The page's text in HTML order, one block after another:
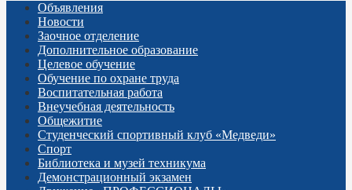
Объявления
Новости
Заочное отделение
Дополнительное образование
Целевое обучение
Обучение по охране труда
Воспитательная работа
Внеучебная деятельность
Общежитие
Студенческий спортивный клуб «Медведи»
Спорт
Библиотека и музей техникума
Демонстрационный экзамен